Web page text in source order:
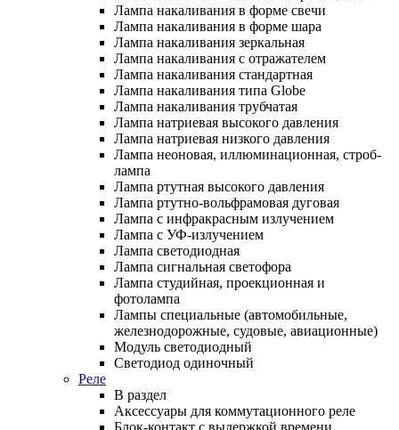
Лампа накаливания в форме свечи
Лампа накаливания в форме шара
Лампа накаливания зеркальная
Лампа накаливания с отражателем
Лампа накаливания стандартная
Лампа накаливания типа Globe
Лампа накаливания трубчатая
Лампа натриевая высокого давления
Лампа натриевая низкого давления
Лампа неоновая, иллюминационная, строб-
лампа
Лампа ртутная высокого давления
Лампа ртутно-вольфрамовая дуговая
Лампа с инфракрасным излучением
Лампа с УФ-излучением
Лампа светодиодная
Лампа сигнальная светофора
Лампа студийная, проекционная и
фотолампа
Лампы специальные (автомобильные,
железнодорожные, судовые, авиационные)
Модуль светодиодный
Светодиод одиночный
Реле
В раздел
Аксессуары для коммутационного реле
Блок-контакт с выдержкой времени